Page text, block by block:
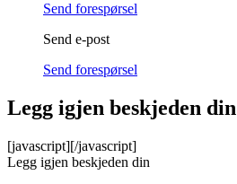
Send forespørsel
Send e-post
Send forespørsel
Legg igjen beskjeden din
[javascript][/javascript]
Legg igjen beskjeden din